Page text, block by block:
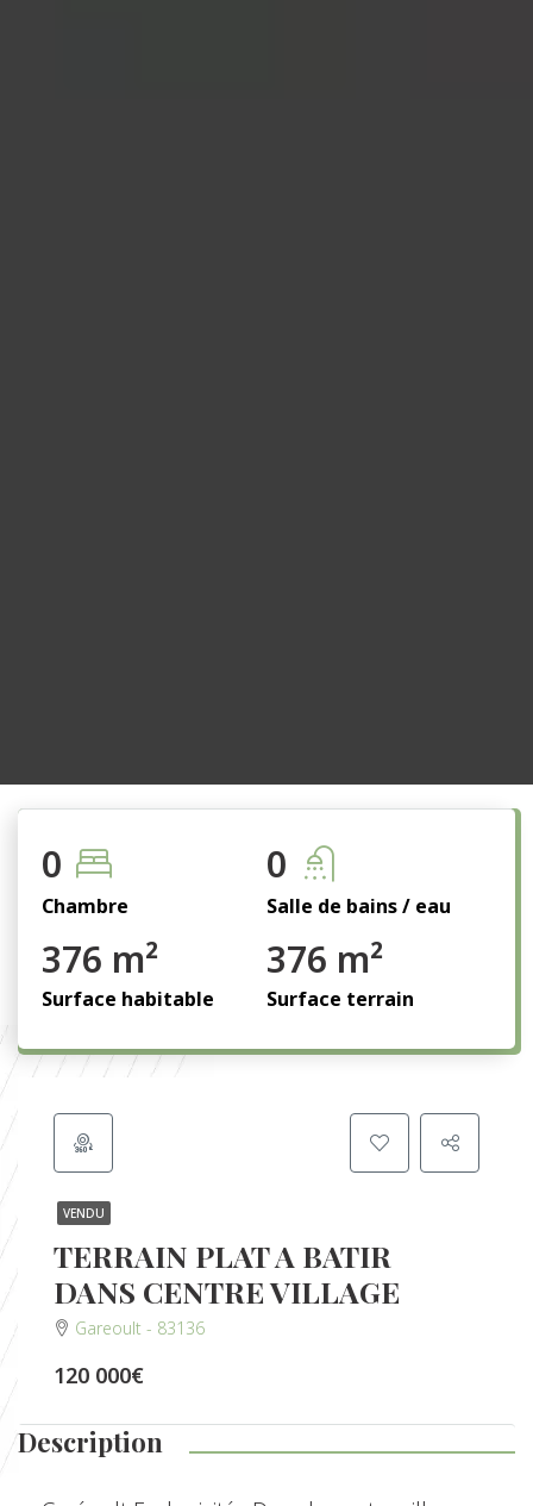
0
Chambre
0
Salle de bains / eau
376 m²
Surface habitable
376 m²
Surface terrain
VENDU
TERRAIN PLAT A BATIR
DANS CENTRE VILLAGE
Gareoult - 83136
120 000€
Description